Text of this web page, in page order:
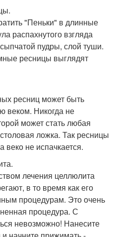
"Пеньки" в длинные
распахнутого взгляда
пудры, слой туши.
ресницы выглядят
ресниц может быть
веком. Никогда не
может стать любая
ложка. Так ресницы
не испачкается.
лечения целлюлита
в то время как его
процедурам. Это очень
процедура. С
невозможно! Нанесите